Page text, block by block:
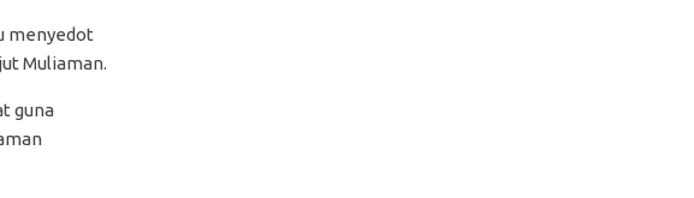
menyedot
Muliaman.
guna